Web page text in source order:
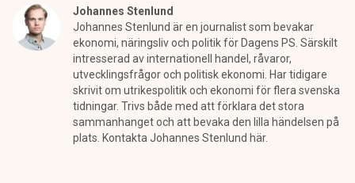
Johannes Stenlund
Johannes Stenlund är en journalist som bevakar
ekonomi, näringsliv och politik för Dagens PS. Särskilt
intresserad av internationell handel, råvaror,
utvecklingsfrågor och politisk ekonomi. Har tidigare
skrivit om utrikespolitik och ekonomi för flera svenska
tidningar. Trivs både med att förklara det stora
sammanhanget och att bevaka den lilla händelsen på
plats. Kontakta Johannes Stenlund här.